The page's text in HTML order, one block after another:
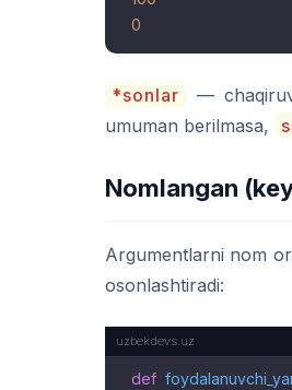
0
*sonlar —
umuman berilmasa,
Nomlangan
Argumentlarni nom
osonlashtiradi:
def